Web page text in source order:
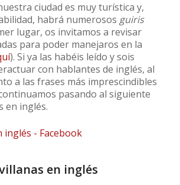
ciudad es muy turística y,
habrá numerosos guiris
lugar, os invitamos a revisar
para poder manejaros en la
). Si ya las habéis leído y sois
con hablantes de inglés, al
a las frases más imprescindibles
pasando al siguiente
en inglés.
en inglés